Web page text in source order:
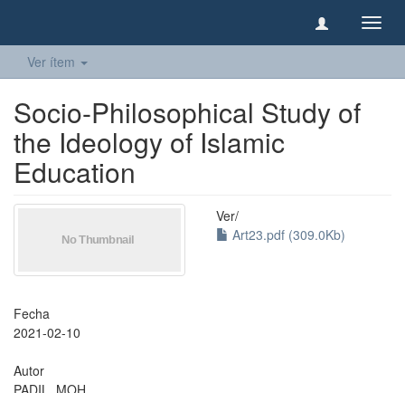
Ver ítem
Socio-Philosophical Study of
the Ideology of Islamic
Education
Ver/
Art23.pdf (309.0Kb)
Fecha
2021-02-10
Autor
PADIL, MOH.